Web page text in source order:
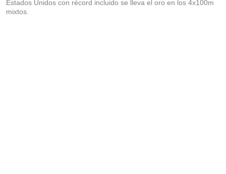
Estados Unidos con récord incluido se lleva el oro en los 4x100m
mixtos.